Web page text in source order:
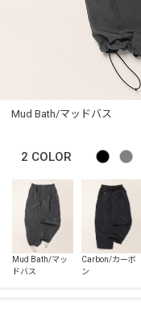
Mud Bath/マッドバス
2 COLOR